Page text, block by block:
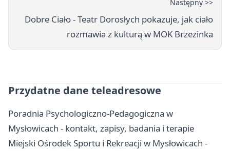
Następny >>
Dobre Ciało - Teatr Dorosłych pokazuje, jak ciało
rozmawia z kulturą w MOK Brzezinka
Przydatne dane teleadresowe
Poradnia Psychologiczno-Pedagogiczna w
Mysłowicach - kontakt, zapisy, badania i terapie
Miejski Ośrodek Sportu i Rekreacji w Mysłowicach -